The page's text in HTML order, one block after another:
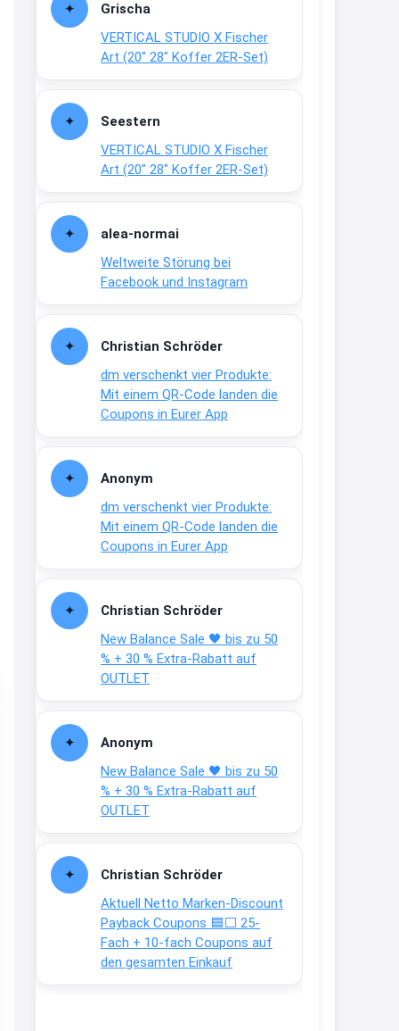
Grischa
VERTICAL STUDIO X Fischer
Art (20″ 28″ Koffer 2ER-Set)
Seestern
VERTICAL STUDIO X Fischer
Art (20″ 28″ Koffer 2ER-Set)
alea-normai
Weltweite Störung bei
Facebook und Instagram
Christian Schröder
dm verschenkt vier Produkte:
Mit einem QR-Code landen die
Coupons in Eurer App
Anonym
dm verschenkt vier Produkte:
Mit einem QR-Code landen die
Coupons in Eurer App
Christian Schröder
New Balance Sale 🖤 bis zu 50
% + 30 % Extra-Rabatt auf
OUTLET
Anonym
New Balance Sale 🖤 bis zu 50
% + 30 % Extra-Rabatt auf
OUTLET
Christian Schröder
Aktuell Netto Marken-Discount
Payback Coupons 🟦⬜ 25-
Fach + 10-fach Coupons auf
den gesamten Einkauf
dich zu sehen, alles gut?
15:01
An 01.08. / Sensodyne Rabatt 3€
/ max. 15.000www.erlebe-
↩
www.meineapotheke.de/
2:19
↩
Joachim
www.linda.de/vorteile/coupons/...
2:21
↩
Gratis Hitzewarn-Aufkleber /
verfärbt sich ab 28 Grad /siehe
Text weiter unten
shop.bioeg.de/aufkleber-
achtun...
↩
Joachim
Gratis personalisierte 7-Tage
Ration Micronährstoffe/ Vitamine
↩
Joachim